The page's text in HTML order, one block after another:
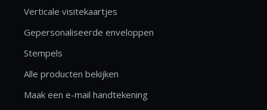
Verticale visitekaartjes
Gepersonaliseerde enveloppen
Stempels
Alle producten bekijken
Maak een e-mail handtekening